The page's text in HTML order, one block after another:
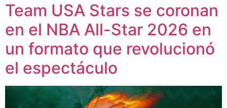
Team USA Stars se coronan
en el NBA All-Star 2026 en
un formato que revolucionó
el espectáculo